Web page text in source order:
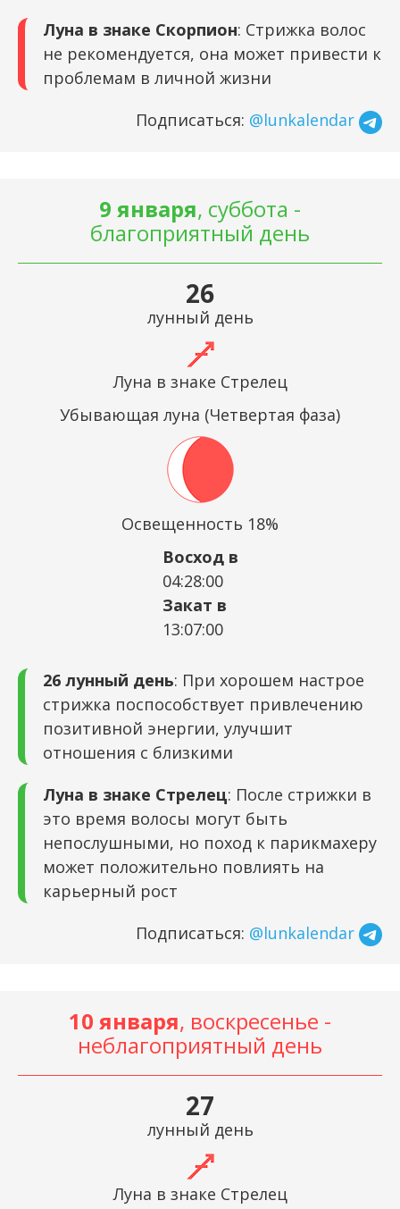
Луна в знаке Скорпион: Стрижка волос
не рекомендуется, она может привести к
проблемам в личной жизни
Подписаться: @lunkalendar
9 января, суббота -
благоприятный день
26
лунный день
Луна в знаке Стрелец
Убывающая луна (Четвертая фаза)
Освещенность 18%
Восход в
04:28:00
Закат в
13:07:00
26 лунный день: При хорошем настрое
стрижка поспособствует привлечению
позитивной энергии, улучшит
отношения с близкими
Луна в знаке Стрелец: После стрижки в
это время волосы могут быть
непослушными, но поход к парикмахеру
может положительно повлиять на
карьерный рост
Подписаться: @lunkalendar
10 января, воскресенье -
неблагоприятный день
27
лунный день
Луна в знаке Стрелец